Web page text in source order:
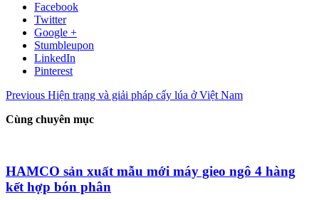
Facebook
Twitter
Google +
Stumbleupon
LinkedIn
Pinterest
Previous Hiện trạng và giải pháp cấy lúa ở Việt Nam
Cùng chuyên mục
HAMCO sản xuất mẫu mới máy gieo ngô 4 hàng
kết hợp bón phân